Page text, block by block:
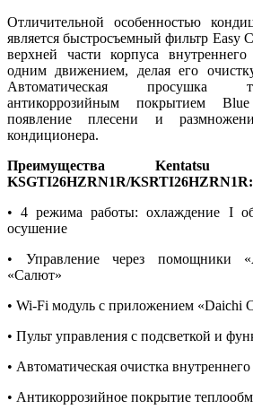
Отличительной особенностью
является быстросъемный фильтр Easy
верхней части корпуса
одним движением, делая его
Автоматическая просушка
антикоррозийным покрытием
появление плесени и
кондиционера.
Преимущества
KSGTI26HZRN1R/KSRTI26HZRN1R:
• 4 режима работы: охлаждение I
осушение
• Управление через помощники
«Салют»
• Wi-Fi модуль с приложением «Daichi
• Пульт управления с подсветкой и
• Автоматическая очистка
• Антикоррозийное покрытие